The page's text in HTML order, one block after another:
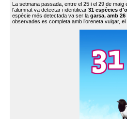
La setmana passada, entre el 25 i el 29 de
l'alumnat va detectar i identificar 31 espècies
espècie més detectada va ser la garsa, amb
observades es completa amb l’oreneta vulgar,